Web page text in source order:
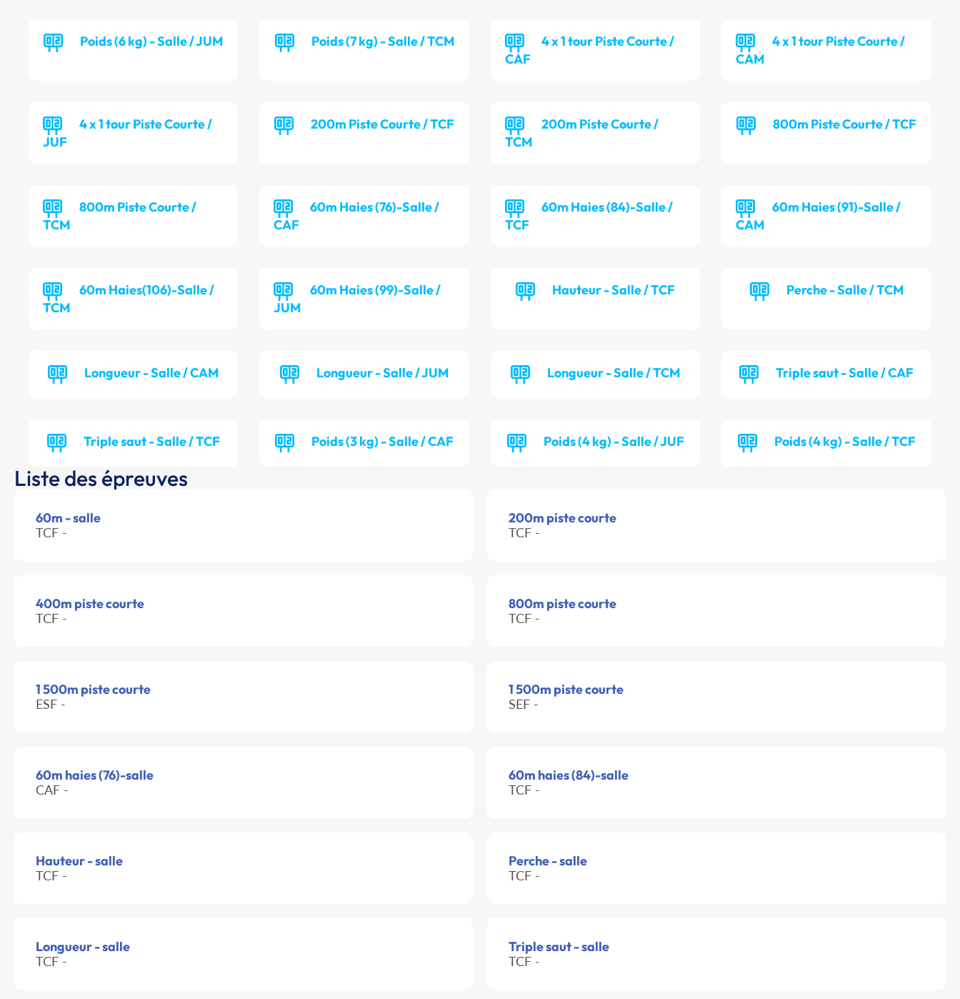
Poids (6 kg) - Salle / JUM Poids (7 kg) - Salle / TCM
4 x 1 tour Piste Courte /
CAF
4 x 1 tour Piste Courte /
CAM
4 x 1 tour Piste Courte /
JUF
200m Piste Courte / TCF
200m Piste Courte /
TCM
800m Piste Courte / TCF
800m Piste Courte /
TCM
60m Haies (76)-Salle /
CAF
60m Haies (84)-Salle /
TCF
60m Haies (91)-Salle /
CAM
60m Haies(106)-Salle /
TCM
60m Haies (99)-Salle /
JUM
Hauteur - Salle / TCF Perche - Salle / TCM
Longueur - Salle / CAM Longueur - Salle / JUM Longueur - Salle / TCM Triple saut - Salle / CAF
Triple saut - Salle / TCF Poids (3 kg) - Salle / CAF Poids (4 kg) - Salle / JUF Poids (4 kg) - Salle / TCF
Liste des épreuves
60m - salle
TCF -
200m piste courte
TCF -
400m piste courte
TCF -
800m piste courte
TCF -
1 500m piste courte
ESF -
1 500m piste courte
SEF -
60m haies (76)-salle
CAF -
60m haies (84)-salle
TCF -
Hauteur - salle
TCF -
Perche - salle
TCF -
Longueur - salle
TCF -
Triple saut - salle
TCF -